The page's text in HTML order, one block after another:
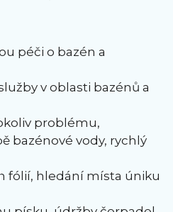
péči o bazén a
v oblasti bazénů a
problému,
bazénové vody, rychlý
fólií, hledání místa úniku